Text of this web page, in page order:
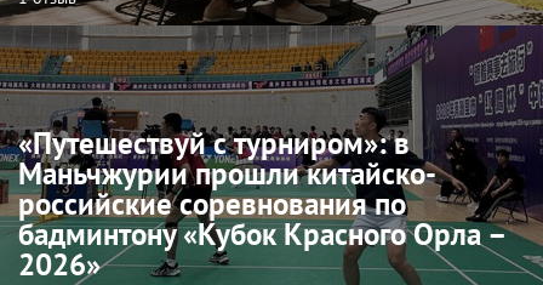
«Путешествуй с турниром»: в
Маньчжурии прошли китайско-
российские соревнования по
бадминтону «Кубок Красного Орла –
2026»